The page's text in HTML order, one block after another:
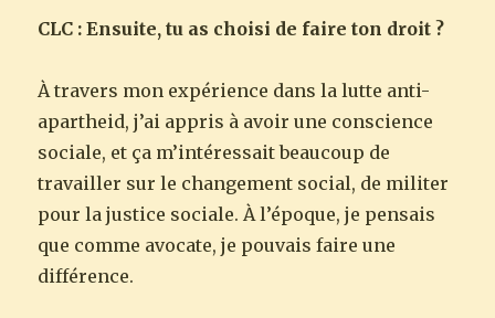
CLC : Ensuite, tu as choisi de faire ton droit ?
À travers mon expérience dans la lutte anti-
apartheid, j’ai appris à avoir une conscience
sociale, et ça m’intéressait beaucoup de
travailler sur le changement social, de militer
pour la justice sociale. À l’époque, je pensais
que comme avocate, je pouvais faire une
différence.